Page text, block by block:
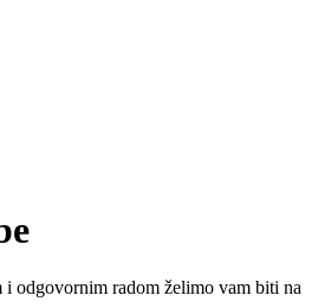
odgovornim radom želimo vam biti na